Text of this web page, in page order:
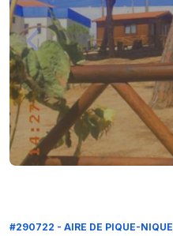
#290722 - AIRE DE PIQUE-NIQUE